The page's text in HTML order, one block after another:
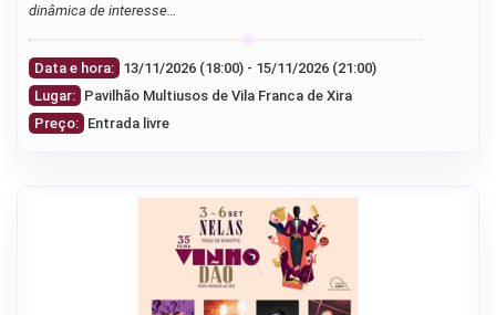
dinâmica de interesse…
Data e hora:
13/11/2026 (18:00) - 15/11/2026 (21:00)
Lugar: Pavilhão Multiusos de Vila Franca de Xira
Preço: Entrada livre